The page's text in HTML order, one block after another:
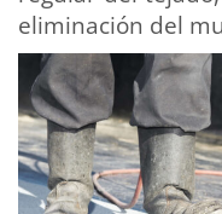
eliminación del